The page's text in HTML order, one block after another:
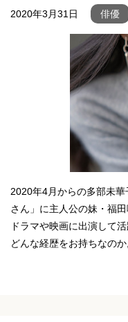
2020年3月31日 俳優
2020年4月からの多部未
さん」に主人公の妹・福
ドラマや映画に出演して
どんな経歴をお持ちなの